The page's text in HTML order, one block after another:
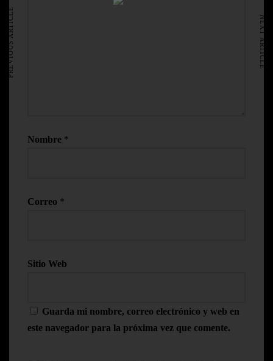
AVISO LEGAL
Nombre *
Correo *
Sitio Web
Guarda mi nombre, correo electrónico y web en
este navegador para la próxima vez que comente.
PREVIOUS ARTICLE NEXT ARTICLE